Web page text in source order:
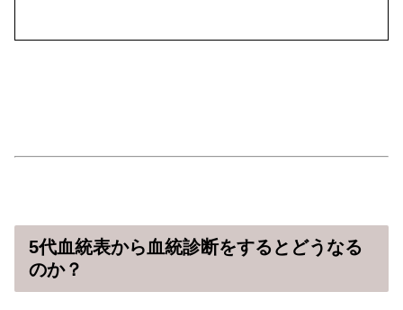
5代血統表から血統診断をするとどうなる
のか？